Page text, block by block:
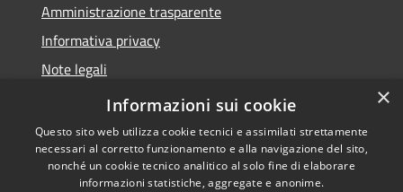
Amministrazione trasparente
Informativa privacy
Note legali
Dichiarazione di accessibilità
Copyright © 2026 • Città di
×
Informazioni sui cookie
Questo sito web utilizza cookie tecnici e assimilati strettamente
necessari al corretto funzionamento e alla navigazione del sito,
nonché un cookie tecnico analitico al solo fine di elaborare
informazioni statistiche, aggregate e anonime.